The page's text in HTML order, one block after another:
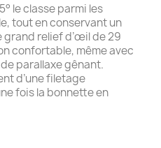
le classe parmi les
tout en conservant un
relief d’œil de 29
confortable, même avec
parallaxe gênant.
d’une filetage
fois la bonnette en